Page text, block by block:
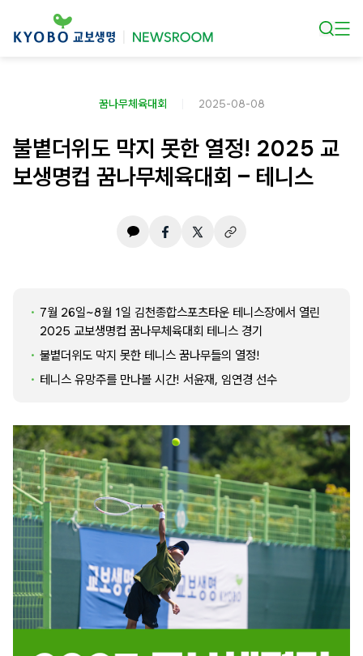
꿈나무체육대회 2025-08-08
불볕더위도 막지 못한 열정! 2025 교
보생명컵 꿈나무체육대회 – 테니스
7월 26일~8월 1일 김천종합스포츠타운 테니스장에서 열린
2025 교보생명컵 꿈나무체육대회 테니스 경기
불볕더위도 막지 못한 테니스 꿈나무들의 열정!
테니스 유망주를 만나볼 시간! 서윤재, 임연경 선수